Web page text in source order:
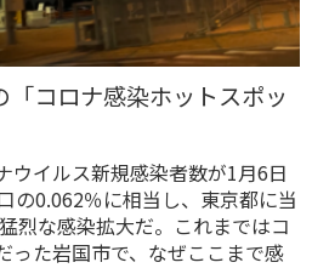
コロナ感染ホットスポッ
ウイルス新規感染者数が1月6日
の0.062％に相当し、東京都に当
烈な感染拡大だ。これまではコ
った岩国市で、なぜここまで感